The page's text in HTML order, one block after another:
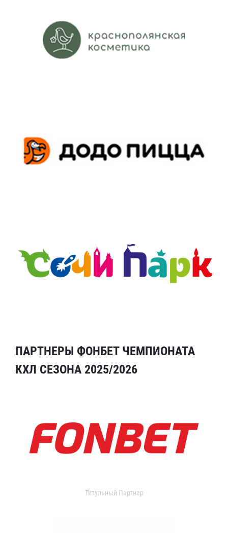
ПАРТНЕРЫ ФОНБЕТ ЧЕМПИОНАТА
КХЛ СЕЗОНА 2025/2026
Титульный Партнер